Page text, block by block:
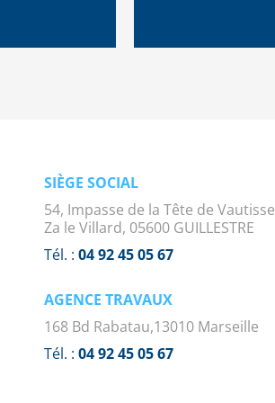
SIÈGE SOCIAL
54, Impasse de la Tête de Vautisse
Za le Villard, 05600 GUILLESTRE
Tél. : 04 92 45 05 67
AGENCE TRAVAUX
168 Bd Rabatau,13010 Marseille
Tél. : 04 92 45 05 67